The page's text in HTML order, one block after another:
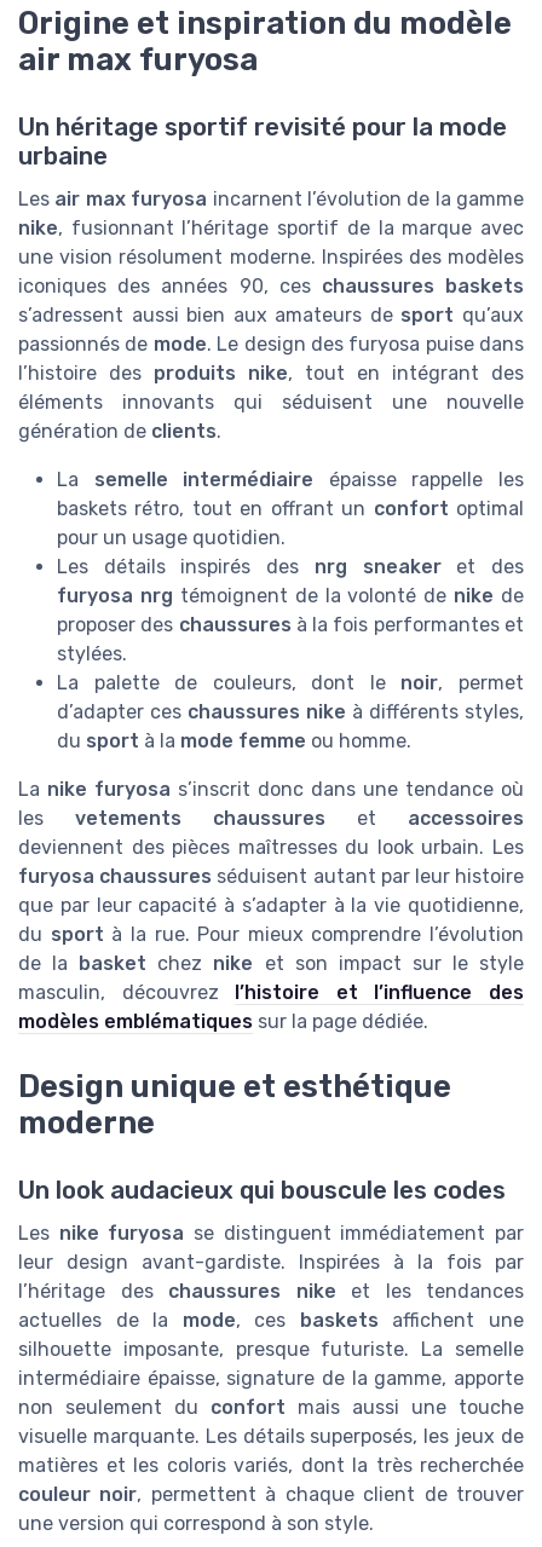
Origine et inspiration du modèle
air max furyosa
Un héritage sportif revisité pour la mode
urbaine
Les air max furyosa incarnent l’évolution de la gamme
nike, fusionnant l’héritage sportif de la marque avec
une vision résolument moderne. Inspirées des modèles
iconiques des années 90, ces chaussures baskets
s’adressent aussi bien aux amateurs de sport qu’aux
passionnés de mode. Le design des furyosa puise dans
l’histoire des produits nike, tout en intégrant des
éléments innovants qui séduisent une nouvelle
génération de clients.
La semelle intermédiaire épaisse rappelle les
baskets rétro, tout en offrant un confort optimal
pour un usage quotidien.
Les détails inspirés des nrg sneakeret des
furyosa nrg témoignent de la volonté de nike de
proposer des chaussures à la fois performantes et
stylées.
La palette de couleurs, dont le noir, permet
d’adapter ces chaussures nike à différents styles,
du sport à la mode femme ou homme.
La nike furyosa s’inscrit donc dans une tendance où
les vetements chaussures et accessoires
deviennent des pièces maîtresses du look urbain. Les
furyosa chaussures séduisent autant par leur histoire
que par leur capacité à s’adapter à la vie quotidienne,
du sport à la rue. Pour mieux comprendre l’évolution
de la basket chez nike et son impact sur le style
masculin, découvrez l’histoire et l’influence des
modèles emblématiques sur la page dédiée.
Design unique et esthétique
moderne
Un look audacieux qui bouscule les codes
Les nike furyosa se distinguent immédiatement par
leur design avant-gardiste. Inspirées à la fois par
l’héritage des chaussures nike et les tendances
actuelles de la mode, ces baskets affichent une
silhouette imposante, presque futuriste. La semelle
intermédiaire épaisse, signature de la gamme, apporte
non seulement du confort mais aussi une touche
visuelle marquante. Les détails superposés, les jeux de
matières et les coloris variés, dont la très recherchée
couleur noir, permettent à chaque client de trouver
une version qui correspond à son style.